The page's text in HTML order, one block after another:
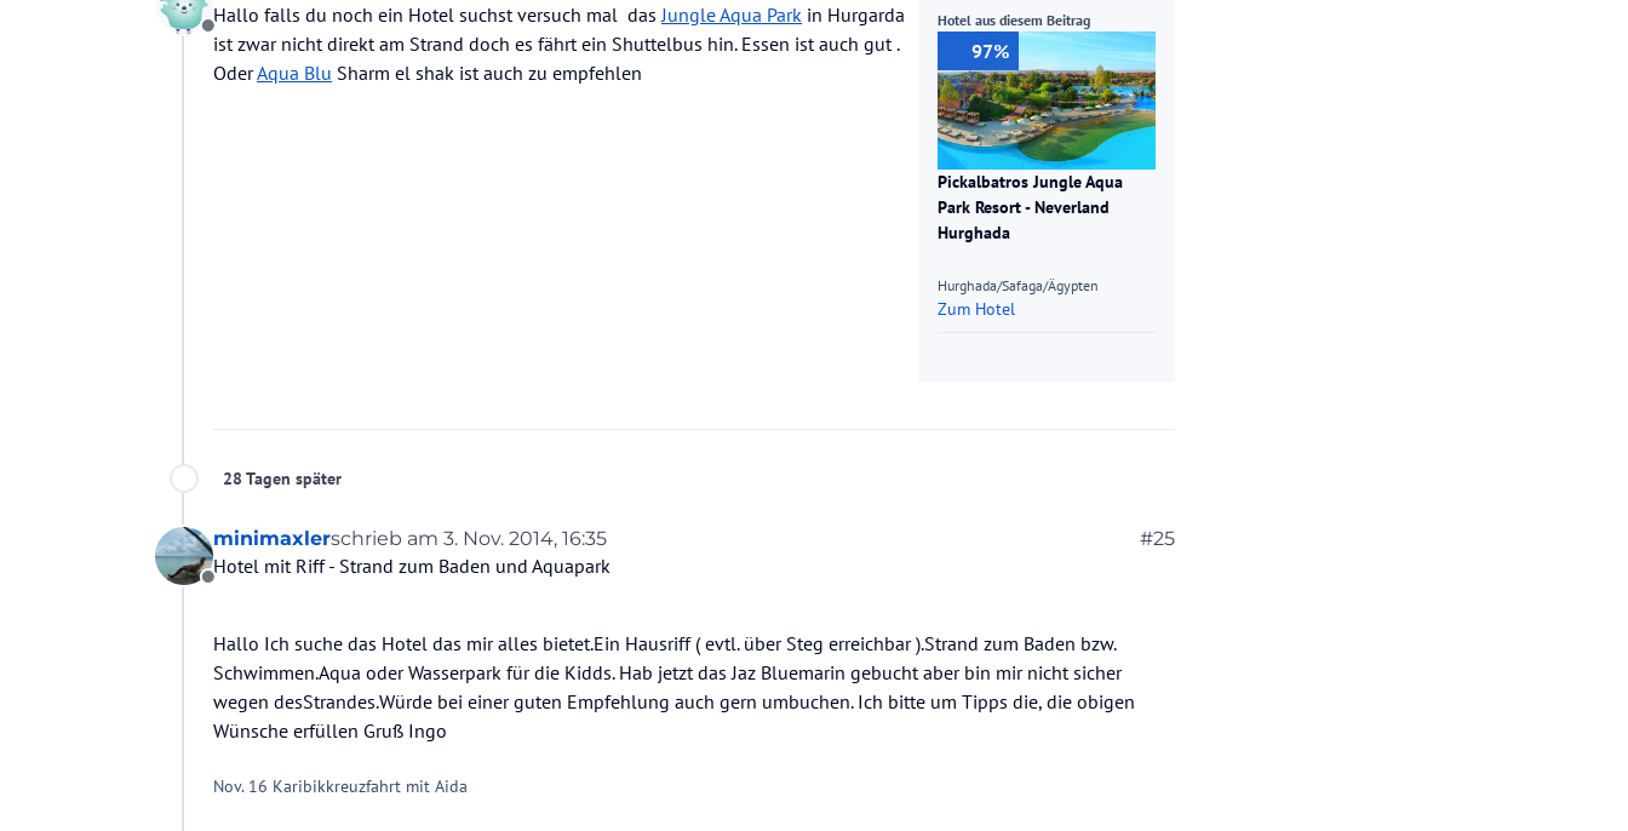
Offline
Hallo falls du noch ein Hotel suchst versuch mal dasJungle Aqua Park in Hurgarda
ist zwar nicht direkt am Strand doch es fährt ein Shuttelbus hin. Essen ist auch gut .
OderAqua Blu Sharm el shak ist auch zu empfehlen
Hotel aus diesem Beitrag
97%
Pickalbatros Jungle Aqua
Park Resort - Neverland
Hurghada
Hurghada/Safaga/Ägypten
Zum Hotel
28 Tagen später
Offline
minimaxlerschrieb am 3. Nov. 2014, 16:35
zuletzt editiert von #25
Hotel mit Riff - Strand zum Baden und Aquapark
Hallo Ich suche das Hotel das mir alles bietet.Ein Hausriff ( evtl. über Steg erreichbar ).Strand zum Baden bzw.
Schwimmen.Aqua oder Wasserpark für die Kidds. Hab jetzt das Jaz Bluemarin gebucht aber bin mir nicht sicher
wegen desStrandes.Würde bei einer guten Empfehlung auch gern umbuchen. Ich bitte um Tipps die, die obigen
Wünsche erfüllen Gruß Ingo
Nov. 16 Karibikkreuzfahrt mit Aida